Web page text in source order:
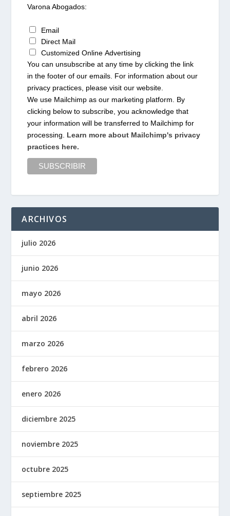
Varona Abogados:
Email
Direct Mail
Customized Online Advertising
You can unsubscribe at any time by clicking the link
in the footer of our emails. For information about our
privacy practices, please visit our website.
We use Mailchimp as our marketing platform. By
clicking below to subscribe, you acknowledge that
your information will be transferred to Mailchimp for
processing. Learn more about Mailchimp's privacy
practices here.
ARCHIVOS
julio 2026
junio 2026
mayo 2026
abril 2026
marzo 2026
febrero 2026
enero 2026
diciembre 2025
noviembre 2025
octubre 2025
septiembre 2025